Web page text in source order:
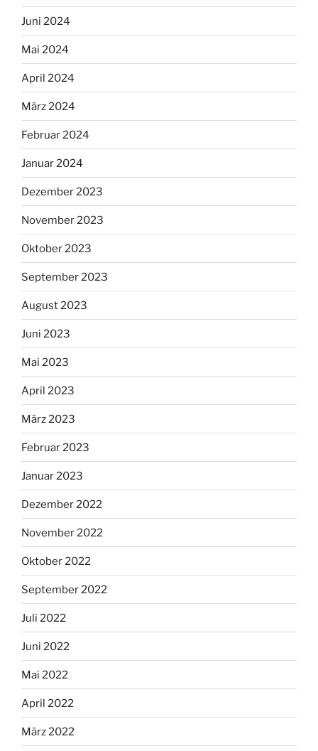
Juni 2024
Mai 2024
April 2024
März 2024
Februar 2024
Januar 2024
Dezember 2023
November 2023
Oktober 2023
September 2023
August 2023
Juni 2023
Mai 2023
April 2023
März 2023
Februar 2023
Januar 2023
Dezember 2022
November 2022
Oktober 2022
September 2022
Juli 2022
Juni 2022
Mai 2022
April 2022
März 2022